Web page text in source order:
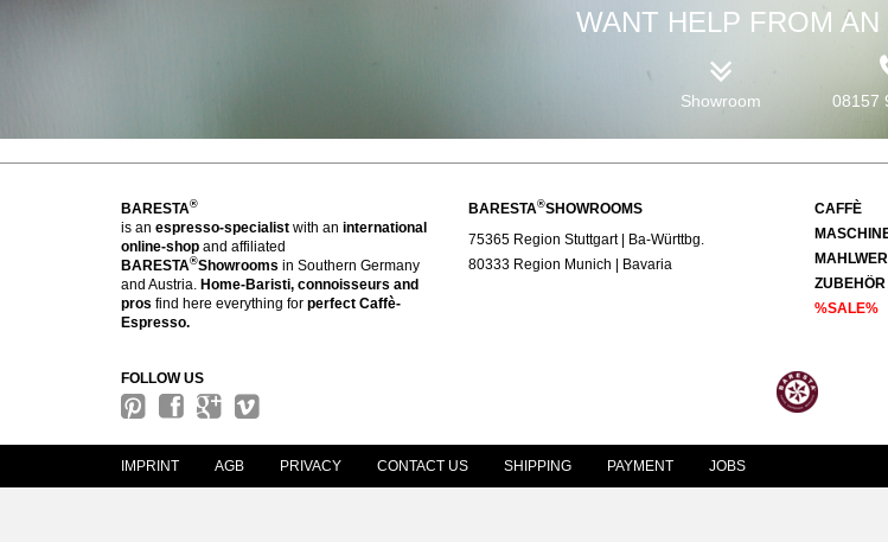
WANT HELP FROM
Showroom 08157
BARESTA®
is an espresso-specialist with an international
online-shop and affiliated
BARESTA®Showrooms in Southern Germany
and Austria. Home-Baristi, connoisseurs and
pros find here everything for perfect Caffè-
Espresso.
FOLLOW US
BARESTA®SHOWROOMS
75365 Region Stuttgart | Ba-Württbg.
80333 Region Munich | Bavaria
CAFFÈ
ZUBEHÖR
%SALE%
IMPRINT AGB PRIVACY CONTACT US SHIPPING PAYMENT JOBS